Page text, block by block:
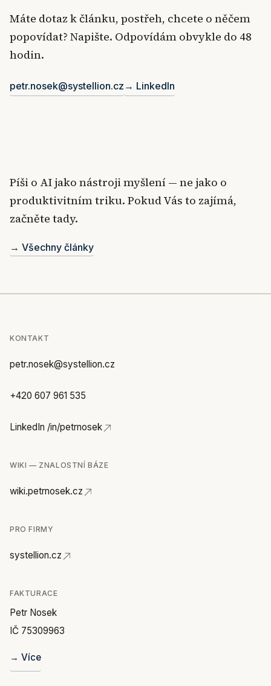
Máte dotaz k článku, postřeh, chcete o něčem
popovídat? Napište. Odpovídám obvykle do 48
hodin.
petr.nosek@systellion.cz → LinkedIn
Píši o AI jako nástroji myšlení — ne jako o
produktivitním triku. Pokud Vás to zajímá,
začněte tady.
→ Všechny články
KONTAKT
petr.nosek@systellion.cz
+420 607 961 535
LinkedIn /in/petrnosek
WIKI — ZNALOSTNÍ BÁZE
wiki.petrnosek.cz
PRO FIRMY
systellion.cz
FAKTURACE
Petr Nosek
IČ 75309963
→ Více